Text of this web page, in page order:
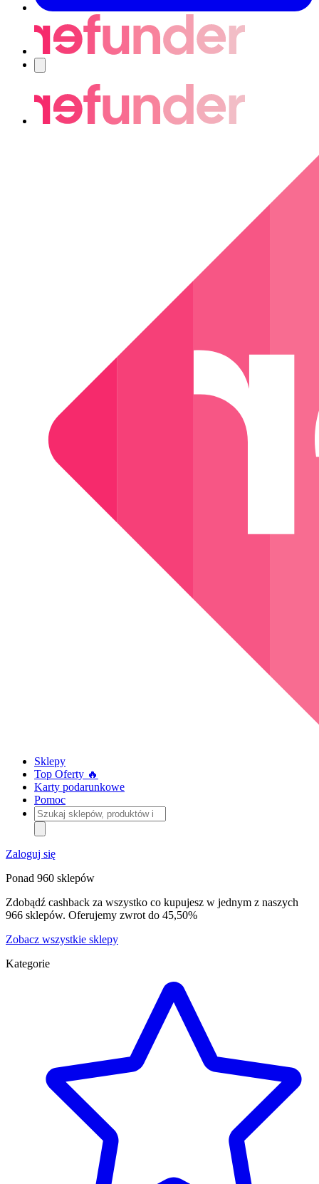
Sklepy
Top Oferty 🔥
Karty podarunkowe
Pomoc
Szukaj
sklepów,
produktów
i
kategorii
Zaloguj się
Ponad 960 sklepów
Zdobądź cashback za wszystko co kupujesz w jednym z naszych
966 sklepów. Oferujemy zwrot do 45,50%
Zobacz wszystkie sklepy
Kategorie